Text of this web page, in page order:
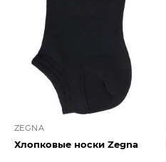
ZEGNA
Хлопковые носки Zegna